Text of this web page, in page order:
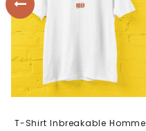
T-Shirt Inbreakable Homme